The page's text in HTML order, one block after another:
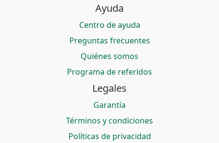
Ayuda
Centro de ayuda
Preguntas frecuentes
Quiénes somos
Programa de referidos
Legales
Garantía
Términos y condiciones
Políticas de privacidad